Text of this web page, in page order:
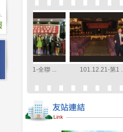
105.09.21-全聯 ... 101.12.21-第1 ...